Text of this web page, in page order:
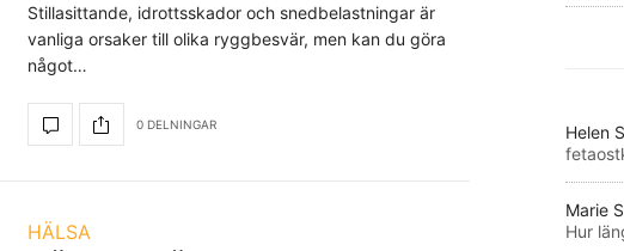
Stillasittande, idrottsskador och snedbelastningar är
vanliga orsaker till olika ryggbesvär, men kan du göra
något…
0 DELNINGAR
HÄLSA
Helen
Marie
Hur